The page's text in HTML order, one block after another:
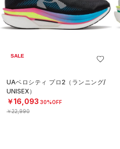
SALE
UAベロシティ プロ2（ランニング/
UNISEX）
￥16,093 30%OFF
￥22,990